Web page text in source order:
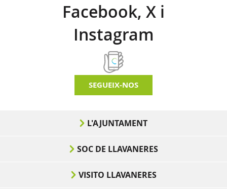
Facebook, X i
Instagram
SEGUEIX-NOS
L'AJUNTAMENT
SOC DE LLAVANERES
VISITO LLAVANERES